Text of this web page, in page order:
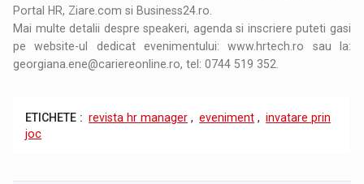
Portal HR, Ziare.com si Business24.ro.
Mai multe detalii despre speakeri, agenda si inscriere puteti gasi
pe website-ul dedicat evenimentului: www.hrtech.ro sau la:
georgiana.ene@cariereonline.ro, tel: 0744 519 352.
ETICHETE : revista hr manager , eveniment , invatare prin
joc